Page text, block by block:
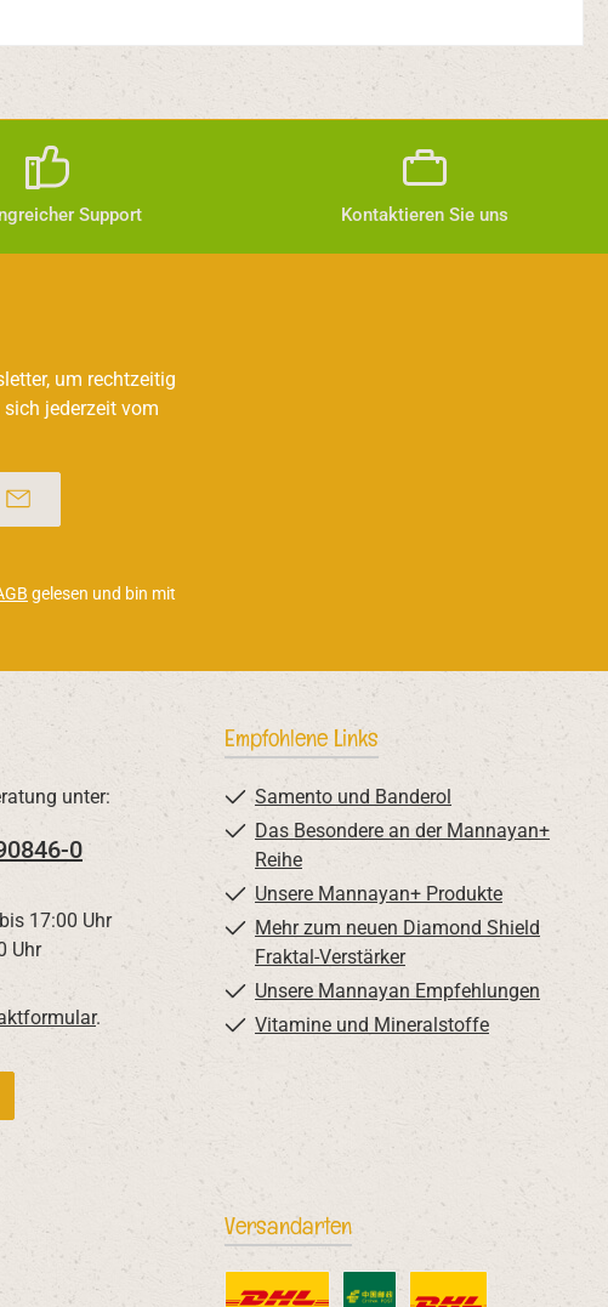
Support Kontaktieren Sie uns
um rechtzeitig
jederzeit vom
gelesen und bin mit
unter:
0
17:00 Uhr
Uhr
.
Empfohlene Links
Samento und Banderol
Das Besondere an der Mannayan+
Reihe
Unsere Mannayan+ Produkte
Mehr zum neuen Diamond Shield
Fraktal-Verstärker
Unsere Mannayan Empfehlungen
Vitamine und Mineralstoffe
Versandarten